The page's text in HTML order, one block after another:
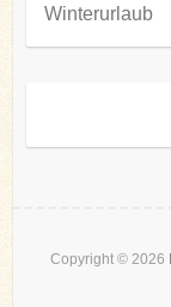
Winterurlaub
Copyright © 2026